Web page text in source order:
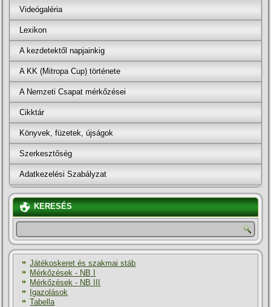
Videógaléria
Lexikon
A kezdetektől napjainkig
A KK (Mitropa Cup) története
A Nemzeti Csapat mérkőzései
Cikktár
Könyvek, füzetek, újságok
Szerkesztőség
Adatkezelési Szabályzat
KERESÉS
Játékoskeret és szakmai stáb
Mérkőzések - NB I
Mérkőzések - NB III
Igazolások
Tabella